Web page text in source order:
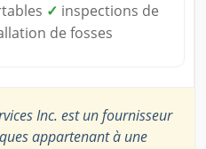
✓ inspections de
de fosses
Inc. est un fournisseur
appartenant à une